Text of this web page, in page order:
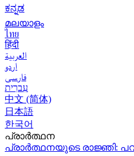
ಕನ್ನಡ
മലയാളം
ไทย
हिंदी
العربية
اردو
فارسی
עִברִית
中文 (简体)
日本語
한국어
പ്രാർത്ഥന
പ്രാർത്ഥനയുടെ രാജ്ഞി: